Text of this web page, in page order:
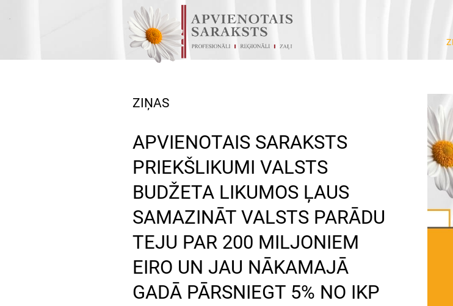
ZIŅAS
APVIENOTAIS SARAKSTS
PRIEKŠLIKUMI VALSTS
BUDŽETA LIKUMOS ĻAUS
SAMAZINĀT VALSTS PARĀDU
TEJU PAR 200 MILJONIEM
EIRO UN JAU NĀKAMAJĀ
GADĀ PĀRSNIEGT 5% NO IKP